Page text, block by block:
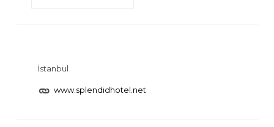
İstanbul
www.splendidhotel.net